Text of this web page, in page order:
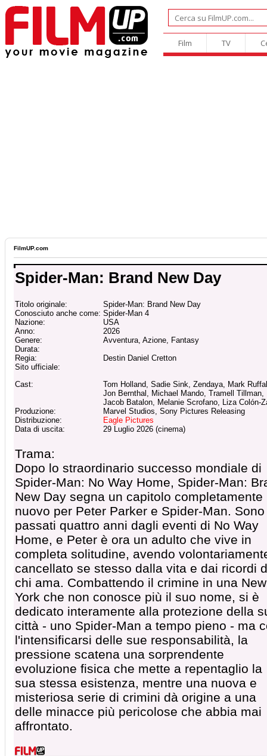
Film TV
FilmUP.com
Spider-Man: Brand New Day
Titolo originale:
Spider-Man: Brand New Day
Conosciuto anche come: Spider-Man 4
Nazione:
USA
Anno:
2026
Genere:
Avventura, Azione, Fantasy
Durata:
Regia:
Destin Daniel Cretton
Sito ufficiale:
Cast:
Tom Holland, Sadie Sink, Zendaya, Mark
Jon Bernthal, Michael Mando, Tramell Tillman,
Jacob Batalon, Melanie Scrofano, Liza Colón-
Produzione:
Marvel Studios, Sony Pictures Releasing
Distribuzione:
Eagle Pictures
Data di uscita:
29 Luglio 2026 (cinema)
Trama:
Dopo lo straordinario successo mondiale di
Spider-Man: No Way Home, Spider-Man:
New Day segna un capitolo completamente
nuovo per Peter Parker e Spider-Man. Sono
passati quattro anni dagli eventi di No Way
Home, e Peter è ora un adulto che vive in
completa solitudine, avendo
cancellato se stesso dalla vita e dai ricordi
chi ama. Combattendo il crimine in una New
York che non conosce più il suo nome, si è
dedicato interamente alla protezione della
città - uno Spider-Man a tempo pieno - ma
l'intensificarsi delle sue responsabilità, la
pressione scatena una sorprendente
evoluzione fisica che mette a repentaglio la
sua stessa esistenza, mentre una nuova e
misteriosa serie di crimini dà origine a una
delle minacce più pericolose che abbia mai
affrontato.